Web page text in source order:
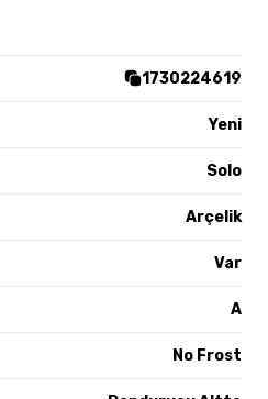
1730224619
Yeni
Solo
Arçelik
Var
A
No Frost